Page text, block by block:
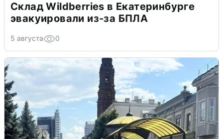
Склад Wildberries в Екатеринбурге
эвакуировали из-за БПЛА
5 августа 0